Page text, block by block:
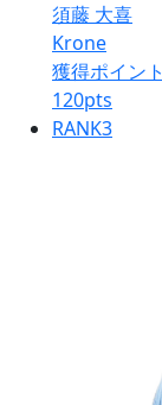
須藤 大喜
Krone
獲得ポイント
120pts
RANK3